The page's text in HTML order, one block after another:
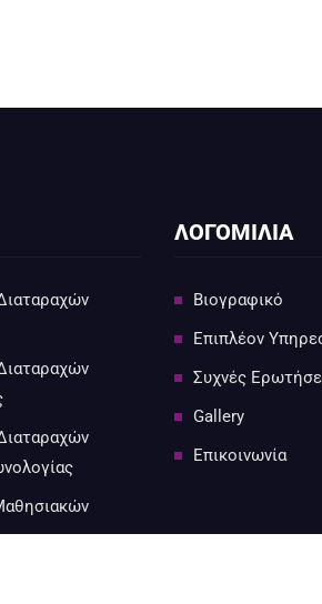
ΛΟΓΟΜΙΛΙΑ
Βιογραφικό
Επιπλέον
Συχνές
Gallery
Επικοινωνία